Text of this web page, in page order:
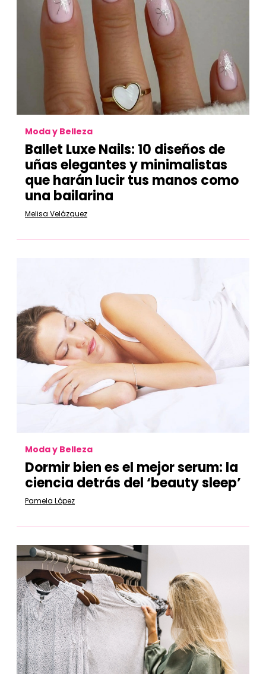
Moda y Belleza
Ballet Luxe Nails: 10 diseños de
uñas elegantes y minimalistas
que harán lucir tus manos como
una bailarina
Melisa Velázquez
Moda y Belleza
Dormir bien es el mejor serum: la
ciencia detrás del ‘beauty sleep’
Pamela López